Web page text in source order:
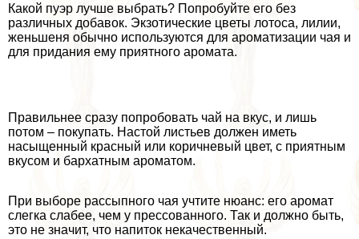
Какой пуэр лучше выбрать? Попробуйте его без
различных добавок. Экзотические цветы лотоса, лилии,
женьшеня обычно используются для ароматизации чая и
для придания ему приятного аромата.
Правильнее сразу попробовать чай на вкус, и лишь
потом – покупать. Настой листьев должен иметь
насыщенный красный или коричневый цвет, с приятным
вкусом и бархатным ароматом.
При выборе рассыпного чая учтите нюанс: его аромат
слегка слабее, чем у прессованного. Так и должно быть,
это не значит, что напиток некачественный.